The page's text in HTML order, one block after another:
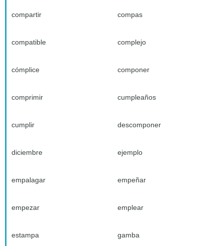
compartir compas
compatible complejo
cómplice componer
comprimir cumpleaños
cumplir descomponer
diciembre ejemplo
empalagar empeñar
empezar emplear
estampa gamba